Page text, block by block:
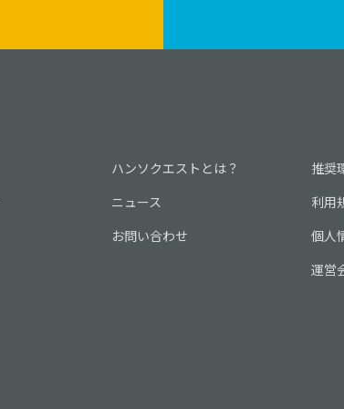
ハンソクエストとは？
ニュース
お問い合わせ
推奨
利用
個人
運営